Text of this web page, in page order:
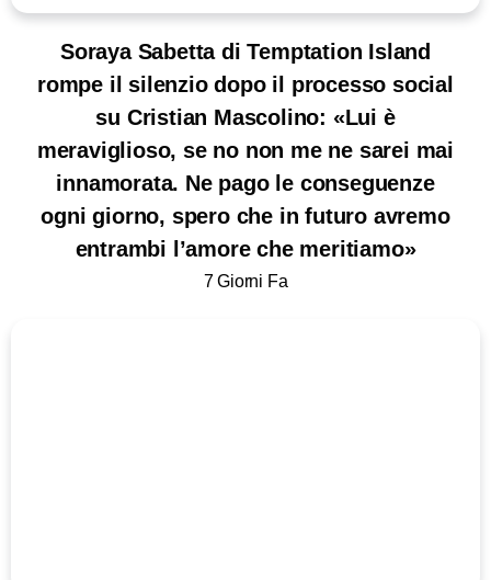
Soraya Sabetta di Temptation Island
rompe il silenzio dopo il processo social
su Cristian Mascolino: «Lui è
meraviglioso, se no non me ne sarei mai
innamorata. Ne pago le conseguenze
ogni giorno, spero che in futuro avremo
entrambi l’amore che meritiamo»
7 Giorni Fa